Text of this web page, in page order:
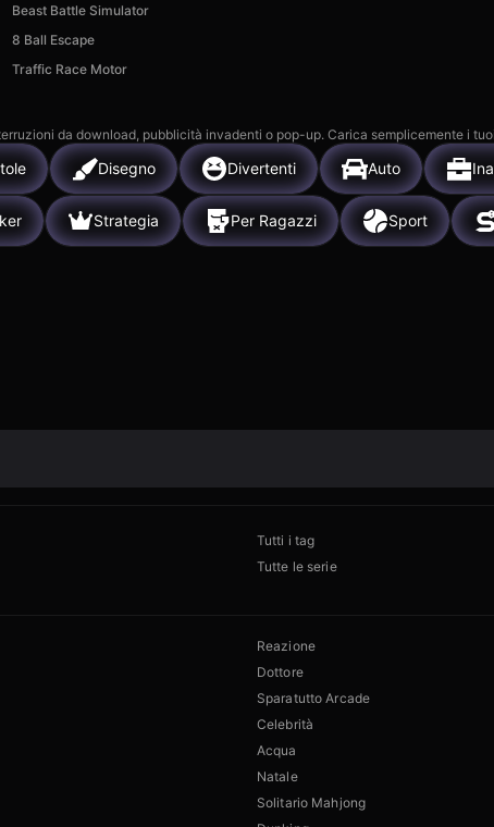
Beast Battle Simulator
8 Ball Escape
Traffic Race Motor
da download, pubblicità invadenti o pop-up. Carica semplicemente i
Disegno Divertenti Auto
Strategia Per Ragazzi Sport
Tutti i tag
Tutte le serie
Reazione
Dottore
Sparatutto Arcade
Celebrità
Acqua
Natale
Solitario Mahjong